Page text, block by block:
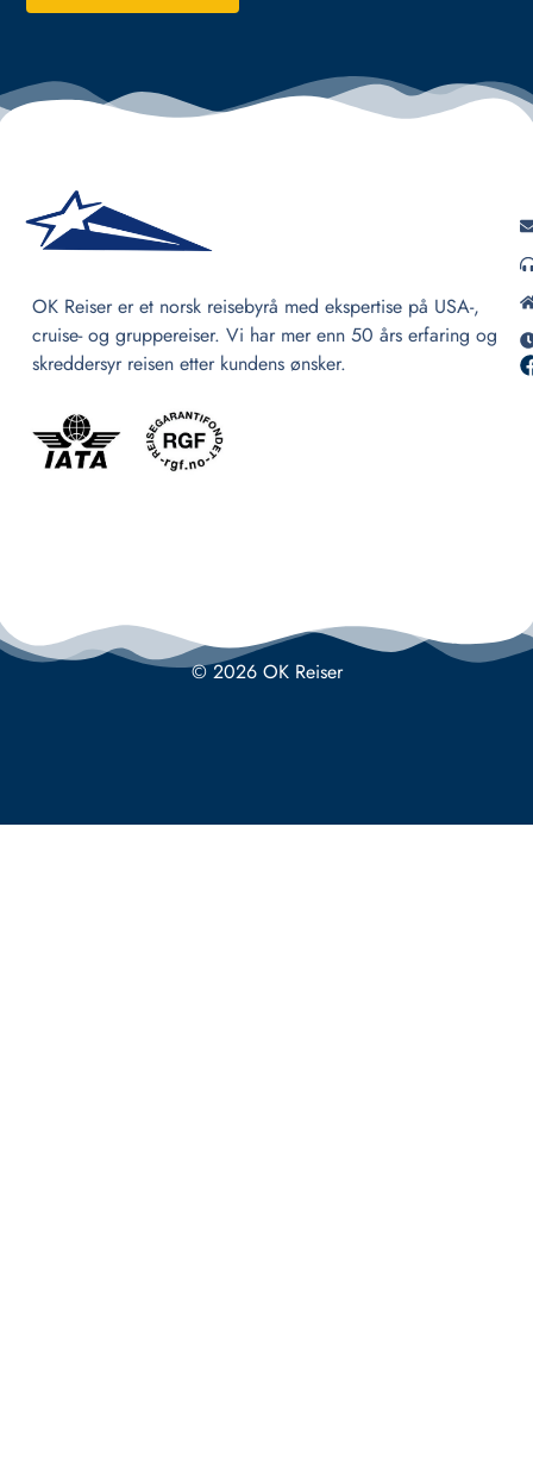
OK Reiser er et norsk reisebyrå med ekspertise på USA-,
cruise- og gruppereiser. Vi har mer enn 50 års erfaring og
skreddersyr reisen etter kundens ønsker.
© 2026 OK Reiser